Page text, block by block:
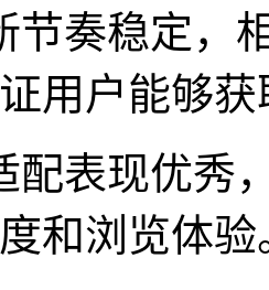
节奏稳定，
用户能够
配表现优秀
和浏览体验